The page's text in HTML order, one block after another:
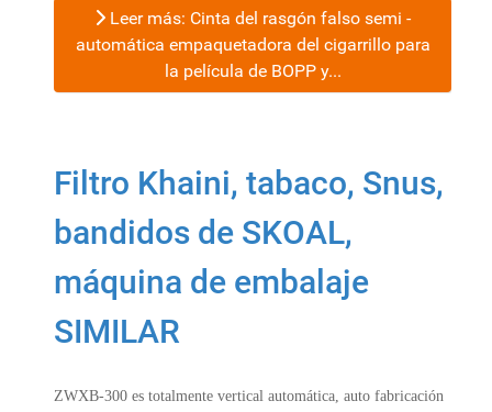
Leer más: Cinta del rasgón falso semi -
automática empaquetadora del cigarrillo para
la película de BOPP y...
Filtro Khaini, tabaco, Snus,
bandidos de SKOAL,
máquina de embalaje
SIMILAR
ZWXB-300 es totalmente vertical automática, auto fabricación